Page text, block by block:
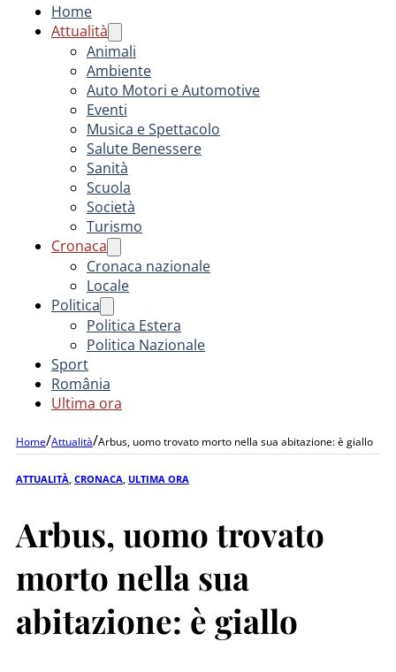
Home
Attualità
Animali
Ambiente
Auto Motori e Automotive
Eventi
Musica e Spettacolo
Salute Benessere
Sanità
Scuola
Società
Turismo
Cronaca
Cronaca nazionale
Locale
Politica
Politica Estera
Politica Nazionale
Sport
România
Ultima ora
Home/Attualità/Arbus, uomo trovato morto nella sua abitazione: è giallo
ATTUALITÀ CRONACA ULTIMA ORA
Arbus, uomo trovato
morto nella sua
abitazione: è giallo